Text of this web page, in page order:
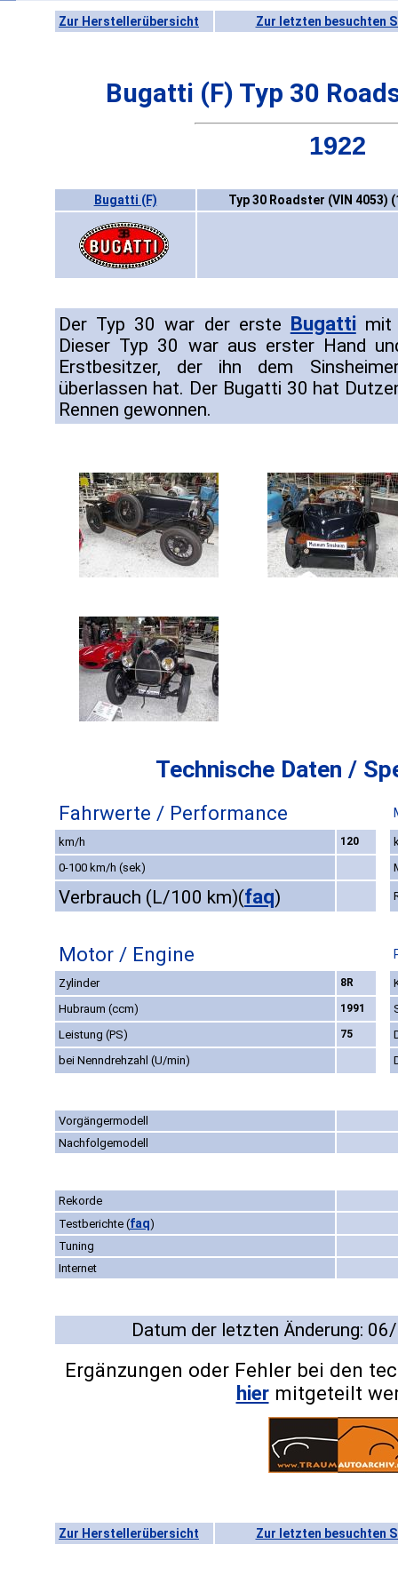
Zur Herstellerübersicht Zur letzten besuchten
Bugatti (F) Typ 30
1922
Bugatti (F) Typ 30 Roadster (VIN 4053)
Der Typ 30 war der erste Bugattimit
Dieser Typ 30 war aus erster Hand
Erstbesitzer, der ihn dem
überlassen hat. Der Bugatti 30 hat
Rennen gewonnen.
Technische Daten /
Fahrwerte / Performance
km/h 120
0-100 km/h (sek)
Verbrauch (L/100 km)(faq)
Motor / Engine
Zylinder 8R
Hubraum (ccm)
1991
Leistung (PS)
75
bei Nenndrehzahl (U/min)
Vorgängermodell
Nachfolgemodell
Rekorde
Testberichte (faq)
Tuning
Internet
Datum der letzten Änderung:
Ergänzungen oder Fehler bei den
hiermitgeteilt
Zur Herstellerübersicht Zur letzten besuchten